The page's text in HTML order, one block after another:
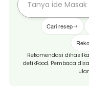
Cari resep
Rekomendasi
detikFood. Pembaca